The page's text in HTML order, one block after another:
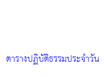
ตารางปฏิบัติธรรมประจำวัน